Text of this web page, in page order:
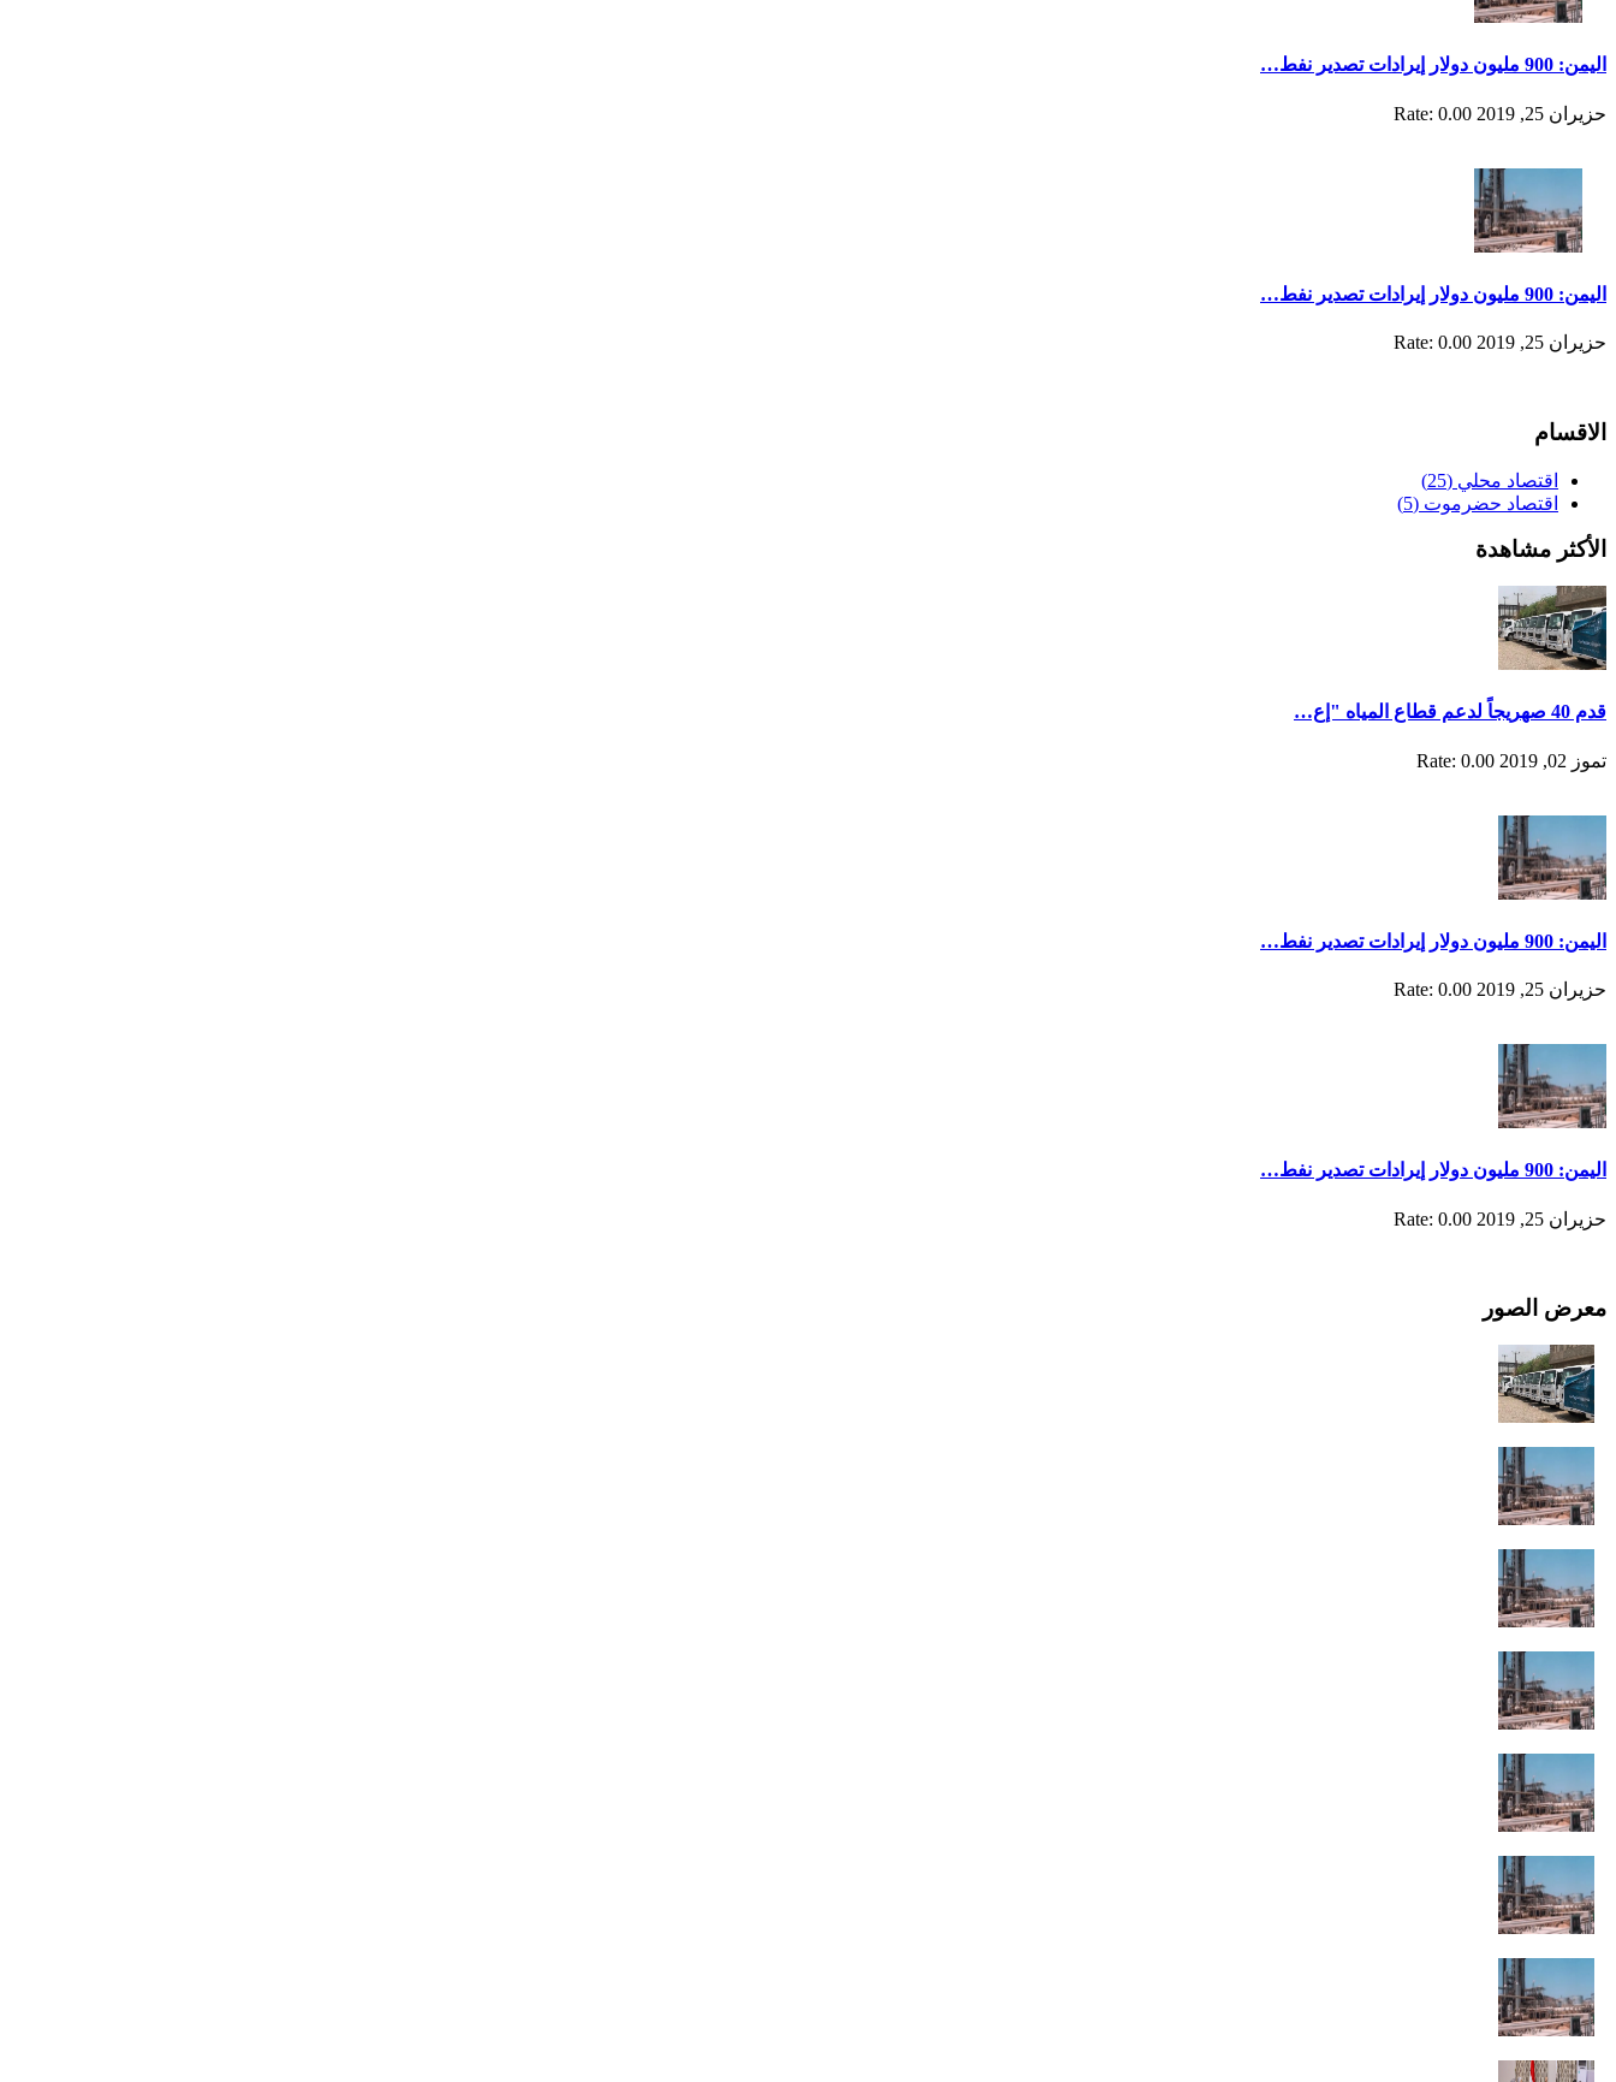
اليمن: 900 مليون دولار إيرادات تصدير نفط…
حزيران 25, 2019 Rate: 0.00
اليمن: 900 مليون دولار إيرادات تصدير نفط…
حزيران 25, 2019 Rate: 0.00
الاقسام
اقتصاد محلي (25)
اقتصاد حضرموت (5)
الأكثر مشاهدة
قدم 40 صهريجاً لدعم قطاع المياه "إع…
تموز 02, 2019 Rate: 0.00
اليمن: 900 مليون دولار إيرادات تصدير نفط…
حزيران 25, 2019 Rate: 0.00
اليمن: 900 مليون دولار إيرادات تصدير نفط…
حزيران 25, 2019 Rate: 0.00
معرض الصور